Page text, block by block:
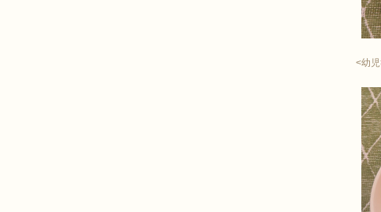
<幼